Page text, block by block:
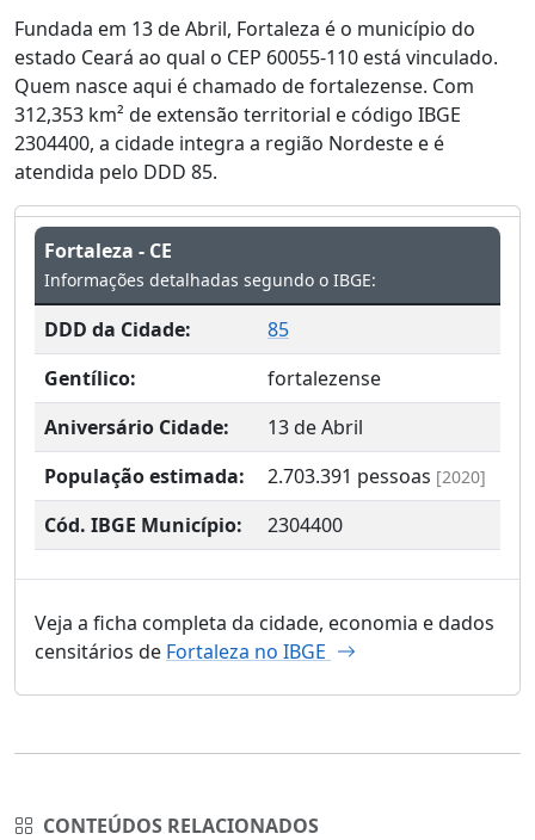
Fundada em 13 de Abril, Fortaleza é o município do
estado Ceará ao qual o CEP 60055-110 está vinculado.
Quem nasce aqui é chamado de fortalezense. Com
312,353 km² de extensão territorial e código IBGE
2304400, a cidade integra a região Nordeste e é
atendida pelo DDD 85.
Fortaleza - CE
Informações detalhadas segundo o IBGE:
DDD da Cidade:
85
Gentílico:
fortalezense
Aniversário Cidade:
13 de Abril
População estimada:
2.703.391 pessoas [2020]
Cód. IBGE Município: 2304400
Veja a ficha completa da cidade, economia e dados
censitários de Fortaleza no IBGE
CONTEÚDOS RELACIONADOS